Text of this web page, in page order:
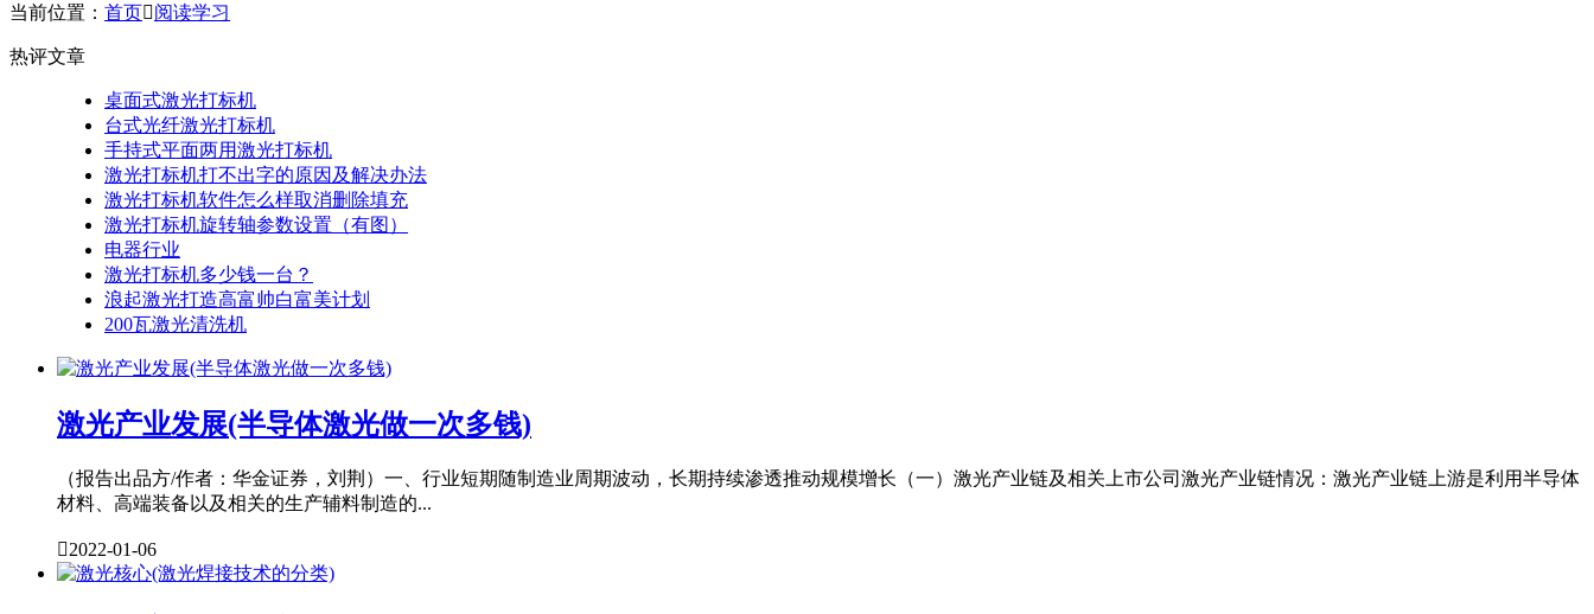
当前位置： 首页阅读学习
热评文章
桌面式激光打标机
台式光纤激光打标机
手持式平面两用激光打标机
激光打标机打不出字的原因及解决办法
激光打标机软件怎么样取消删除填充
激光打标机旋转轴参数设置（有图）
电器行业
激光打标机多少钱一台？
浪起激光打造高富帅白富美计划
200瓦激光清洗机
激光产业发展(半导体激光做一次多钱)
（报告出品方/作者：华金证券，刘荆）一、行业短期随制造业周期波动，长期持续渗透推动规模增长（一）激光产业链及相关上市公司激光产业链情况：激光产业链上游是利用半导体
材料、高端装备以及相关的生产辅料制造的...
2022-01-06